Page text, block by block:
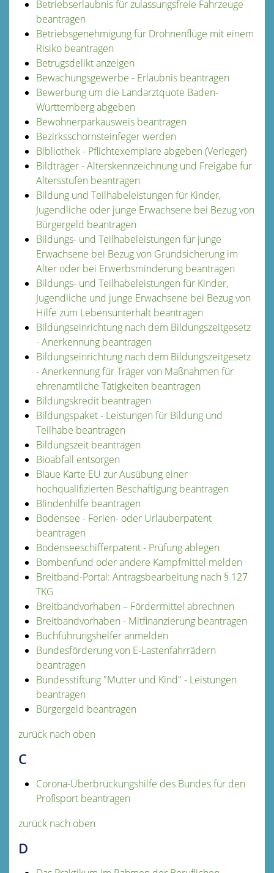
Betriebserlaubnis für zulassungsfreie Fahrzeuge
beantragen
Betriebsgenehmigung für Drohnenflüge mit einem
Risiko beantragen
Betrugsdelikt anzeigen
Bewachungsgewerbe - Erlaubnis beantragen
Bewerbung um die Landarztquote Baden-
Württemberg abgeben
Bewohnerparkausweis beantragen
Bezirksschornsteinfeger werden
Bibliothek - Pflichtexemplare abgeben (Verleger)
Bildträger - Alterskennzeichnung und Freigabe für
Altersstufen beantragen
Bildung und Teilhabeleistungen für Kinder,
Jugendliche oder junge Erwachsene bei Bezug von
Bürgergeld beantragen
Bildungs- und Teilhabeleistungen für junge
Erwachsene bei Bezug von Grundsicherung im
Alter oder bei Erwerbsminderung beantragen
Bildungs- und Teilhabeleistungen für Kinder,
Jugendliche und junge Erwachsene bei Bezug von
Hilfe zum Lebensunterhalt beantragen
Bildungseinrichtung nach dem Bildungszeitgesetz
- Anerkennung beantragen
Bildungseinrichtung nach dem Bildungszeitgesetz
- Anerkennung für Träger von Maßnahmen für
ehrenamtliche Tätigkeiten beantragen
Bildungskredit beantragen
Bildungspaket - Leistungen für Bildung und
Teilhabe beantragen
Bildungszeit beantragen
Bioabfall entsorgen
Blaue Karte EU zur Ausübung einer
hochqualifizierten Beschäftigung beantragen
Blindenhilfe beantragen
Bodensee - Ferien- oder Urlauberpatent
beantragen
Bodenseeschifferpatent - Prüfung ablegen
Bombenfund oder andere Kampfmittel melden
Breitband-Portal: Antragsbearbeitung nach § 127
TKG
Breitbandvorhaben – Fördermittel abrechnen
Breitbandvorhaben - Mitfinanzierung beantragen
Buchführungshelfer anmelden
Bundesförderung von E-Lastenfahrrädern
beantragen
Bundesstiftung "Mutter und Kind" - Leistungen
beantragen
Bürgergeld beantragen
zurück nach oben
C
Corona-Überbrückungshilfe des Bundes für den
Profisport beantragen
zurück nach oben
D